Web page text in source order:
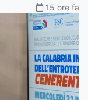
15 ore fa